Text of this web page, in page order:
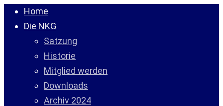
Home
Die NKG
Satzung
Historie
Mitglied werden
Downloads
Archiv 2024